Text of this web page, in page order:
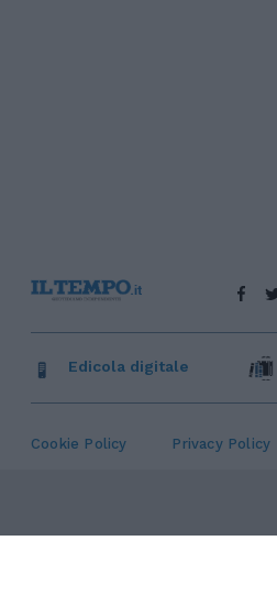
Cookie Policy Privacy Policy
Edicola digitale